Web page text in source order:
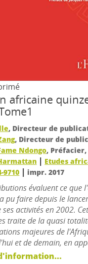
africaine
, Directeur de
, Directeur de
Ndongo,
| Etudes
9710 | impr. 2017
évaluent ce que
pu faire depuis le
activités en 2002.
traite de la quasi
majeures de
et de demain, en